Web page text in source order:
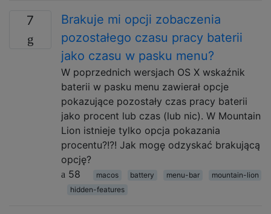
7
Brakuje mi opcji zobaczenia
pozostałego czasu pracy baterii
jako czasu w pasku menu?
W poprzednich wersjach OS X wskaźnik
baterii w pasku menu zawierał opcje
pokazujące pozostały czas pracy baterii
jako procent lub czas (lub nic). W Mountain
Lion istnieje tylko opcja pokazania
procentu?!?! Jak mogę odzyskać brakującą
opcję?
58
macos battery menu-bar
mountain-lion
hidden-features